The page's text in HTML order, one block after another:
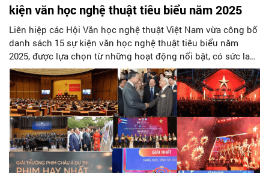
kiện văn học nghệ thuật tiêu biểu năm 2025
Liên hiệp các Hội Văn học nghệ thuật Việt Nam vừa công bố
danh sách 15 sự kiện văn học nghệ thuật tiêu biểu năm
2025, được lựa chọn từ những hoạt động nổi bật, có sức lan
tỏa trong đời sống sáng tạo và công chúng. Các sự kiện
được bình chọn theo hình thức trực tiếp tại Lễ Bình chọn 15
sự kiện Văn học nghệ thuật tiêu biểu năm 2025, tổ chức tại
Hà Nội ngày 29/12/2025, với sự tham gia của đại diện Liên
hiệp các Hội Văn học nghệ thuật Việt Nam, các hội chuyên
ngành Trung ương, đông đảo văn nghệ sĩ cùng hơn 30 nhà
báo, phóng viên, biên tập viên theo dõi lĩnh vực văn hóa, văn
học nghệ thuật.